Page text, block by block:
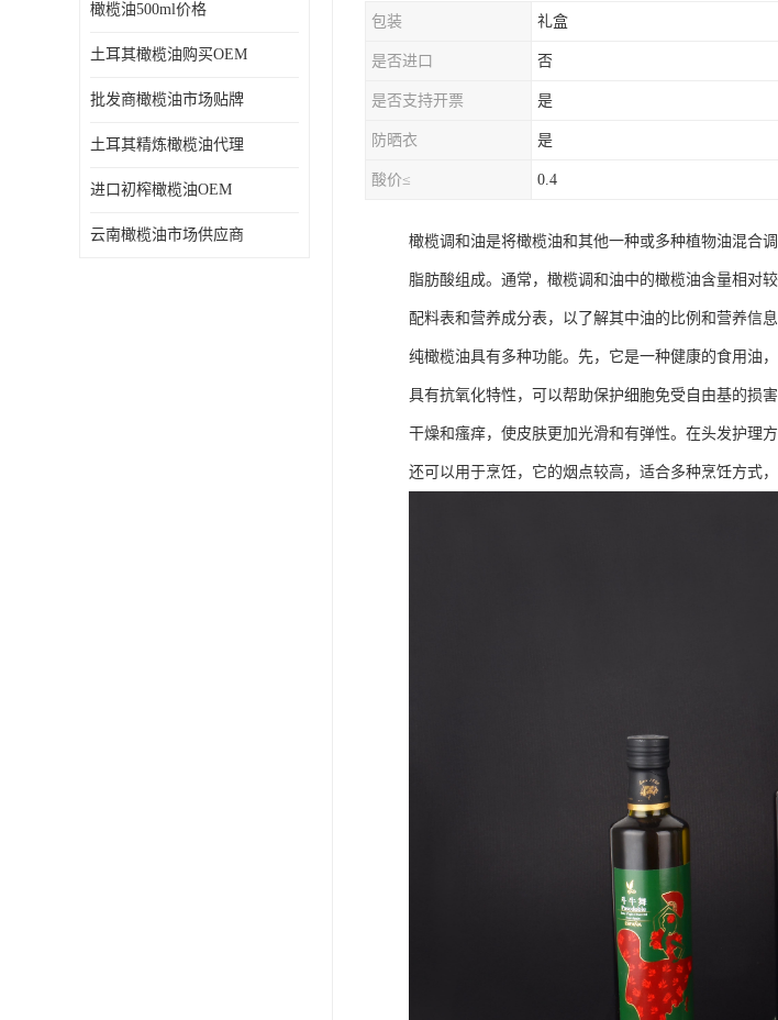
橄榄油500ml价格
土耳其橄榄油购买OEM
批发商橄榄油市场贴牌
土耳其精炼橄榄油代理
进口初榨橄榄油OEM
云南橄榄油市场供应商
包装 礼盒
是否进口 否
是否支持开票 是
防晒衣 是
酸价≤ 0.4
橄榄调和油是将橄榄油和其他一种或多种植物油混合
脂肪酸组成。通常，橄榄调和油中的橄榄油含量相对
配料表和营养成分表，以了解其中油的比例和营养信息
纯橄榄油具有多种功能。先，它是一种健康的食用油
具有抗氧化特性，可以帮助保护细胞免受自由基的损
干燥和瘙痒，使皮肤更加光滑和有弹性。在头发护理
还可以用于烹饪，它的烟点较高，适合多种烹饪方式